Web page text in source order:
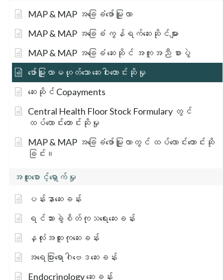
MAP & MAP အခြေခံဖော်မြူလာ
MAP & MAP အခြေခံ ကွန်ရက်ဆေးဆိုင်များ
MAP & MAP အခြေခံ ဆေးဆိုင် အကူအညီ စားပွဲ
ဖော်မြူလာမဟုတ်သော ဆေးဝါးတောင်းဆိုမှု
ဆေးဆိုင် Copayments
Central Health Floor Stock Formulary တွင်
ထပ်လောင်းတောင်းဆိုမှု
MAP & MAP အခြေခံဖော်မြူလာတွင် ထပ်လောင်းတောင်းဆို
ခြင်း။
အထူးစောင့်ရှောက်မှု
ပန်းနာဆေးခန်း
ရင်သားခွဲစိတ်ကုသရေးဆေးခန်း
နှလုံးအထူးကုဆေးခန်း
အရေပြားရောဂါဗေဒဆေးခန်း
Endocrinology ဆေးခန်း